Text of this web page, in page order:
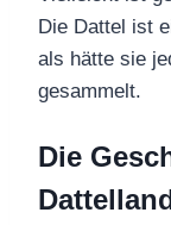
Die Dattel ist
als hätte sie
gesammelt.
Die